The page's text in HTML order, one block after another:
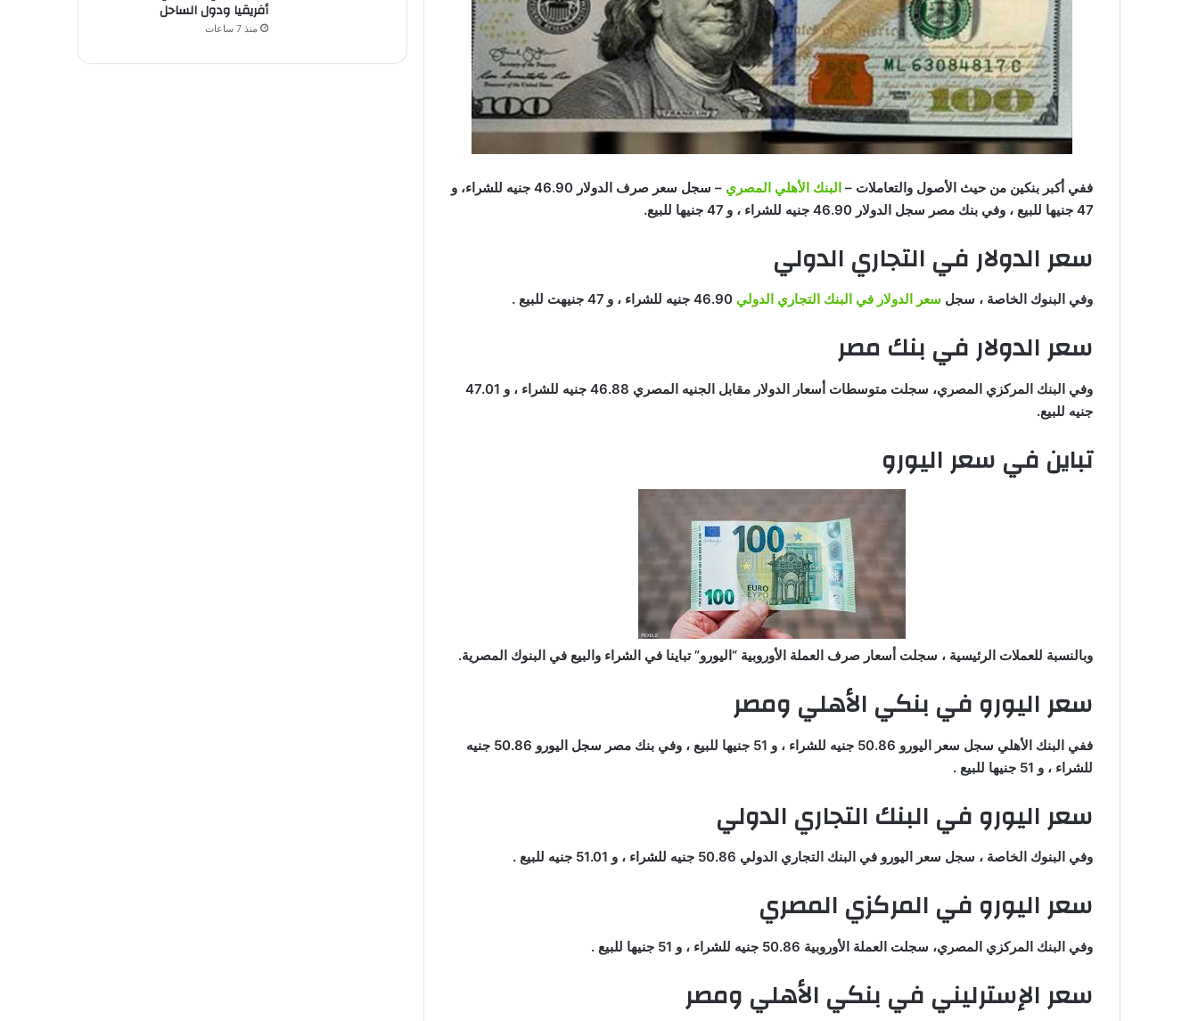
ففي أكبر بنكين من حيث الأصول والتعاملات – البنك الأهلي المصري
– سجل سعر صرف الدولار 46.90 جنيه للشراء، و
47 جنيها للبيع ، وفي بنك مصر سجل الدولار 46.90 جنيه للشراء ، و 47 جنيها للبيع.
سعر الدولار في التجاري الدولي
وفي البنوك الخاصة ، سجل سعر الدولار في البنك التجاري الدولي
سعر الدولار في بنك مصر
وفي البنك المركزي المصري، سجلت متوسطات أسعار الدولار مقابل الجنيه المصري 46.88 جنيه للشراء ، و 47.01
جنيه للبيع.
تباين في سعر اليورو
وبالنسبة للعملات الرئيسية ، سجلت أسعار صرف العملة الأوروبية “اليورو” تباينا في الشراء والبيع في البنوك المصرية.
سعر اليورو في بنكي الأهلي ومصر
ففي البنك الأهلي سجل سعر اليورو 50.86 جنيه للشراء ، و 51 جنيها للبيع ، وفي بنك مصر سجل اليورو 50.86 جنيه
للشراء ، و 51 جنيها للبيع .
سعر اليورو في البنك التجاري الدولي
وفي البنوك الخاصة ، سجل سعر اليورو في البنك التجاري الدولي 50.86 جنيه للشراء ، و 51.01 جنيه للبيع .
سعر اليورو في المركزي المصري
وفي البنك المركزي المصري، سجلت العملة الأوروبية 50.86 جنيه للشراء ، و 51 جنيها للبيع .
سعر الإسترليني في بنكي الأهلي ومصر
أفريقيا ودول الساحل
منذ 7 ساعات